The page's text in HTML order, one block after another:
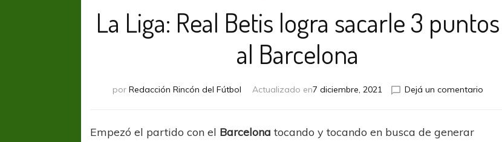
La Liga: Real Betis logra sacarle 3 puntos
al Barcelona
por Redacción Rincón del Fútbol Actualizado en7 diciembre, 2021 Dejá un comentarioen
Empezó el partido con el Barcelona tocando y tocando en busca de generar